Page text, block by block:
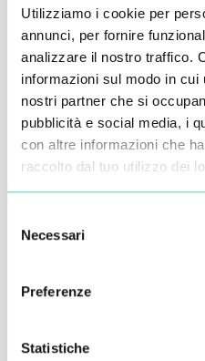
Utilizziamo i cookie per
annunci, per fornire
analizzare il nostro traffico.
informazioni sul modo in
nostri partner che si
pubblicità e social media, i
con altre informazioni che
raccolto dal tuo utilizzo dei
delNecessari
Preferenze
Statistiche
Inserisci i tuoi dati
entro 48 ore